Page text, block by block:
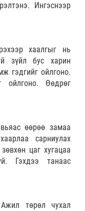
Ингэснээр
хаалгыг нь
зүйл бус харин
гэдгийг ойлгоно.
ойлгоно. Өөдрөг
өөрөө замаа
сарниулах
цаг хугацаа
Гэхдээ танаас
төрөл чухал